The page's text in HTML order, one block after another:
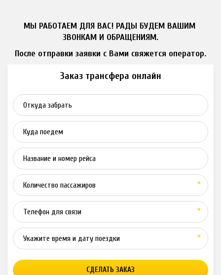
МЫ РАБОТАЕМ ДЛЯ ВАС! РАДЫ БУДЕМ ВАШИМ
ЗВОНКАМ И ОБРАЩЕНИЯМ.
После отправки заявки с Вами свяжется оператор.
Заказ трансфера онлайн
*
*
*
СДЕЛАТЬ ЗАКАЗ